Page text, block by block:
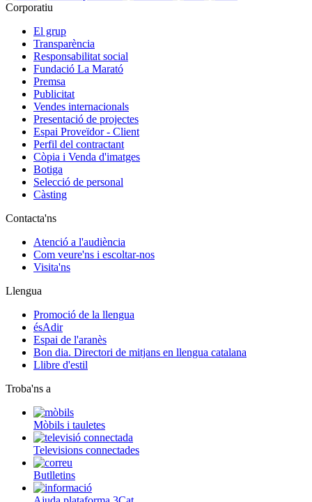
Corporatiu
El grup
Transparència
Responsabilitat social
Fundació La Marató
Premsa
Publicitat
Vendes internacionals
Presentació de projectes
Espai Proveïdor - Client
Perfil del contractant
Còpia i Venda d'imatges
Botiga
Selecció de personal
Càsting
Contacta'ns
Atenció a l'audiència
Com veure'ns i escoltar-nos
Visita'ns
Llengua
Promoció de la llengua
ésAdir
Espai de l'aranès
Bon dia. Directori de mitjans en llengua catalana
Llibre d'estil
Troba'ns a
Mòbils i tauletes
Televisions connectades
Butlletins